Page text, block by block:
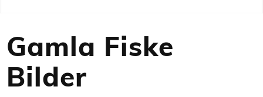
Gamla Fiske
Bilder